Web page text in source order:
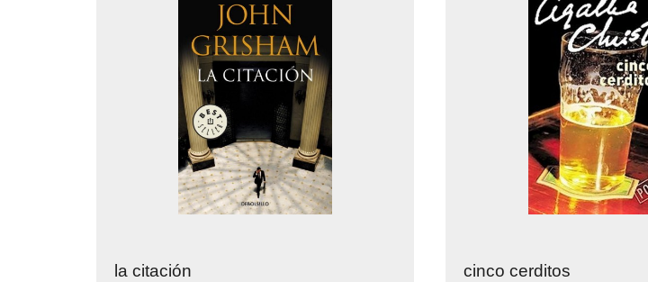
la citación cinco cerditos